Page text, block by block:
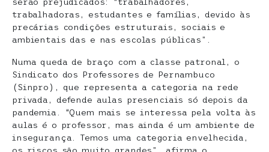
trabalhadoras, estudantes e famílias, devido às
precárias condições estruturais, sociais e
ambientais das e nas escolas públicas”.
Numa queda de braço com a classe patronal, o
Sindicato dos Professores de Pernambuco
(Sinpro), que representa a categoria na rede
privada, defende aulas presenciais só depois da
pandemia. “Quem mais se interessa pela volta às
aulas é o professor, mas ainda é um ambiente de
insegurança. Temos uma categoria envelhecida,